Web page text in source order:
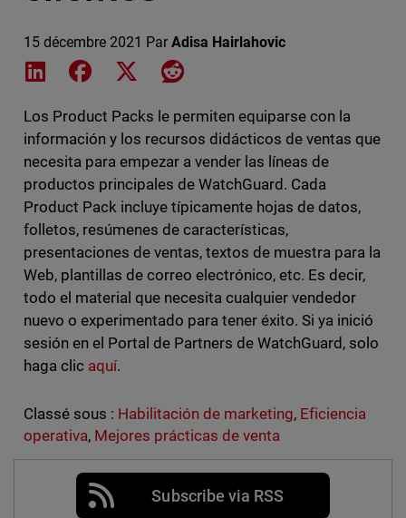
15 décembre 2021 Par Adisa Hairlahovic
Share on LinkedIn
Share on Facebook
Share on XShare on Reddit
Los Product Packs le permiten equiparse con la
información y los recursos didácticos de ventas que
necesita para empezar a vender las líneas de
productos principales de WatchGuard. Cada
Product Pack incluye típicamente hojas de datos,
folletos, resúmenes de características,
presentaciones de ventas, textos de muestra para la
Web, plantillas de correo electrónico, etc. Es decir,
todo el material que necesita cualquier vendedor
nuevo o experimentado para tener éxito. Si ya inició
sesión en el Portal de Partners de WatchGuard, solo
haga clic aquí.
Classé sous : Habilitación de marketing, Eficiencia
operativa, Mejores prácticas de venta
Subscribe via RSS